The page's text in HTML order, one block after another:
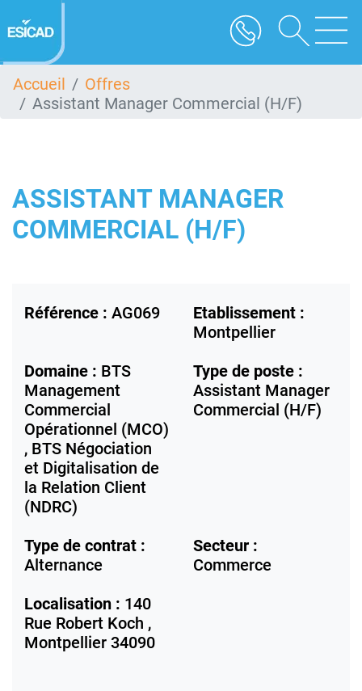
au
contenu
Accueil
Offres
Assistant Manager Commercial (H/F)
ASSISTANT MANAGER
COMMERCIAL (H/F)
Référence : AG069
Etablissement :
Montpellier
Domaine : BTS
Management
Commercial
Opérationnel (MCO)
, BTS Négociation
et Digitalisation de
la Relation Client
(NDRC)
Type de poste :
Assistant Manager
Commercial (H/F)
Type de contrat :
Alternance
Secteur :
Commerce
Localisation : 140
Rue Robert Koch ,
Montpellier 34090